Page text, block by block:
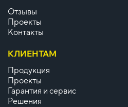
Отзывы
Проекты
Контакты
КЛИЕНТАМ
Продукция
Проекты
Гарантия и сервис
Решения